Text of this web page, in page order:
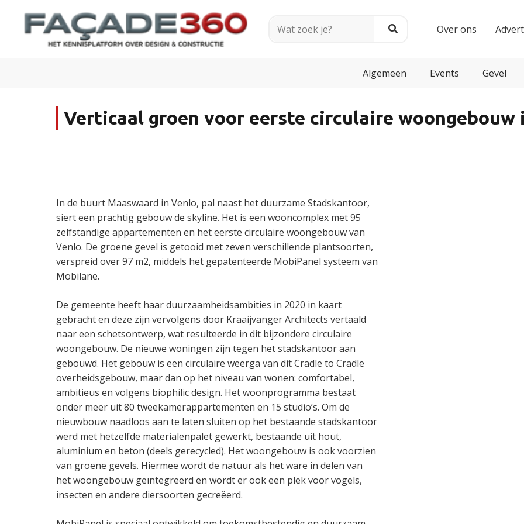
Over ons
Algemeen Events Gevel
Verticaal groen voor eerste circulaire woongebouw
In de buurt Maaswaard in Venlo, pal naast het duurzame Stadskantoor,
siert een prachtig gebouw de skyline. Het is een wooncomplex met 95
zelfstandige appartementen en het eerste circulaire woongebouw van
Venlo. De groene gevel is getooid met zeven verschillende plantsoorten,
verspreid over 97 m2, middels het gepatenteerde MobiPanel systeem van
Mobilane.
De gemeente heeft haar duurzaamheidsambities in 2020 in kaart
gebracht en deze zijn vervolgens door Kraaijvanger Architects vertaald
naar een schetsontwerp, wat resulteerde in dit bijzondere circulaire
woongebouw. De nieuwe woningen zijn tegen het stadskantoor aan
gebouwd. Het gebouw is een circulaire weerga van dit Cradle to Cradle
overheidsgebouw, maar dan op het niveau van wonen: comfortabel,
ambitieus en volgens biophilic design. Het woonprogramma bestaat
onder meer uit 80 tweekamerappartementen en 15 studio’s. Om de
nieuwbouw naadloos aan te laten sluiten op het bestaande stadskantoor
werd met hetzelfde materialenpalet gewerkt, bestaande uit hout,
aluminium en beton (deels gerecycled). Het woongebouw is ook voorzien
van groene gevels. Hiermee wordt de natuur als het ware in delen van
het woongebouw geïntegreerd en wordt er ook een plek voor vogels,
insecten en andere diersoorten gecreëerd.